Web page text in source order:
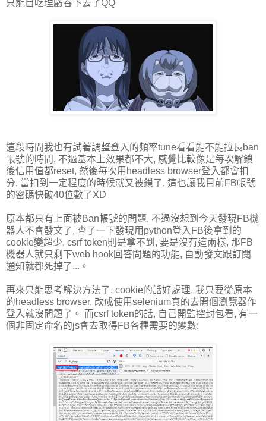
只能自吃理虧吞下去了QQ
這段時間我也有試著調整登入的頻率tune看看能不能拉長ban
帳號的時間, 不過基本上效果都不大, 感覺比較像是每次解鎖
後信用值都reset, 然後每次用headless browser登入都會扣
分, 當扣到一定程度的時候就又被鎖了, 這也讓我目前FB帳號
的密碼快破40位數了XD
原本都只有上面被Ban帳號的問題, 不過沒想到今天發現FB機
器人不會發文了, 查了一下發現用python登入FB後拿到的
cookie變超少, csrf token則是拿不到, 要是沒有這兩樣, 那FB
機器人就只剩下web hook回答問題的功能, 自動發文跟訂閱
通知就都死掉了...。
再來只能思考解決方法了, cookie的話好處理, 我只要從原本
的headless browser, 改成使用selenium真的去開個瀏覽器作
登入就沒問題了。 而csrf token的話, 自己開監控封包看, 有一
個非固定命名的js會去取得FB各種需要的變數: